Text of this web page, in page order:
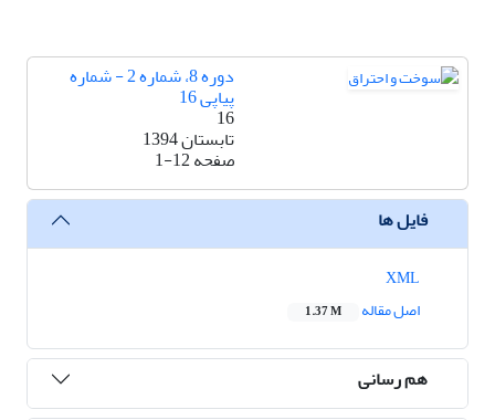
دوره 8، شماره 2 - شماره
پیاپی 16
16
تابستان 1394
صفحه1-12
فایل ها
اصل مقاله
1.37 M
هم رسانی